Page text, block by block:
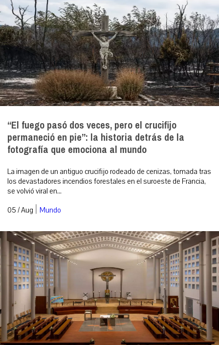
“El fuego pasó dos veces, pero el crucifijo
permaneció en pie”: la historia detrás de la
fotografía que emociona al mundo
La imagen de un antiguo crucifijo rodeado de cenizas, tomada tras
los devastadores incendios forestales en el suroeste de Francia,
se volvió viral en...
05 / Aug | Mundo